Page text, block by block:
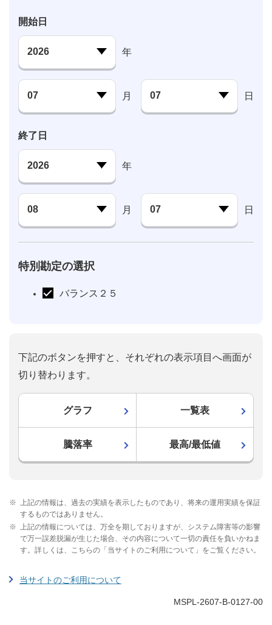
開始日
年
月 日
終了日
年
月 日
特別勘定の選択
バランス２５
下記のボタンを押すと、それぞれの表示項目へ画面が
切り替わります。
グラフ 一覧表
騰落率 最高/最低値
※ 上記の情報は、過去の実績を表示したものであり、将来の運用実績を保証
するものではありません。
※ 上記の情報については、万全を期しておりますが、システム障害等の影響
で万一誤差脱漏が生じた場合、その内容について一切の責任を負いかねま
す。詳しくは、こちらの「当サイトのご利用について」をご覧ください。
当サイトのご利用について
MSPL-2607-B-0127-00